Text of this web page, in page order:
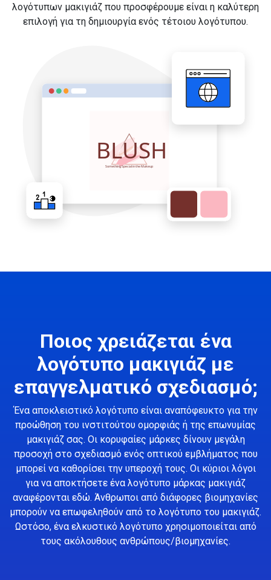
λογότυπων μακιγιάζ που προσφέρουμε είναι η καλύτερη
επιλογή για τη δημιουργία ενός τέτοιου λογότυπου.
Ποιος χρειάζεται ένα
λογότυπο μακιγιάζ με
επαγγελματικό σχεδιασμό;
Ένα αποκλειστικό λογότυπο είναι αναπόφευκτο για την
προώθηση του ινστιτούτου ομορφιάς ή της επωνυμίας
μακιγιάζ σας. Οι κορυφαίες μάρκες δίνουν μεγάλη
προσοχή στο σχεδιασμό ενός οπτικού εμβλήματος που
μπορεί να καθορίσει την υπεροχή τους. Οι κύριοι λόγοι
για να αποκτήσετε ένα λογότυπο μάρκας μακιγιάζ
αναφέρονται εδώ. Άνθρωποι από διάφορες βιομηχανίες
μπορούν να επωφεληθούν από το λογότυπο του μακιγιάζ.
Ωστόσο, ένα ελκυστικό λογότυπο χρησιμοποιείται από
τους ακόλουθους ανθρώπους/βιομηχανίες.